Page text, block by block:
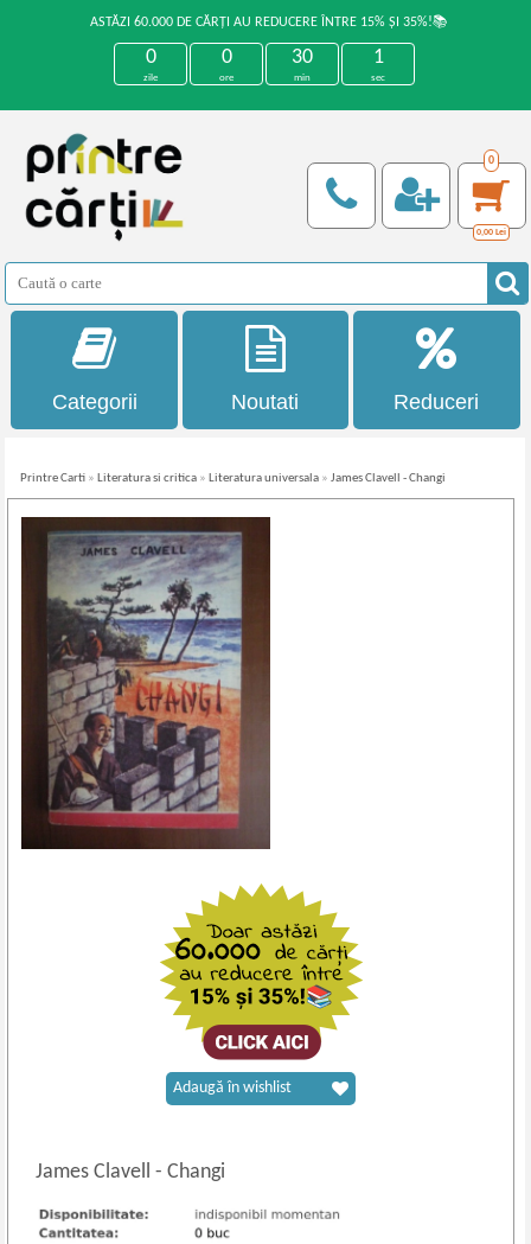
ASTĂZI 60.000 DE CĂRȚI AU REDUCERE ÎNTRE 15% ȘI 35%!📚
0
zile
0
ore
30
min
1
sec
0
0,00 Lei
Categorii Noutati Reduceri
Printre Carti » Literatura si critica » Literatura universala »James Clavell - Changi
James Clavell- Changi
Adaugă în wishlist